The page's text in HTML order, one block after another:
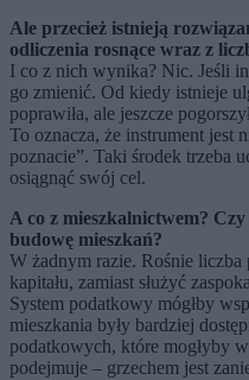
Ale przecież istnieją
odliczenia rosnące wraz z
I co z nich wynika? Nic. Jeśli
go zmienić. Od kiedy istnieje
poprawiła, ale jeszcze
To oznacza, że instrument jest
poznacie”. Taki środek trzeba
osiągnąć swój cel.
A co z mieszkalnictwem?
budowę mieszkań?
W żadnym razie. Rośnie liczba
kapitału, zamiast służyć
System podatkowy mógłby
mieszkania były bardziej
podatkowych, które mogłyby
podejmuje – grzechem jest